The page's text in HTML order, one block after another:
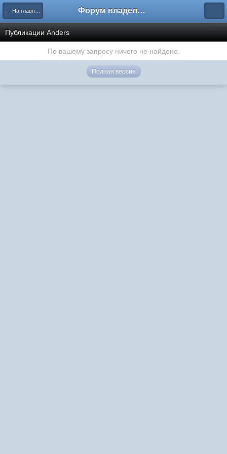
← На главную Форум владельцев интернет-магазинов
Публикации Anders
По вашему запросу ничего не найдено.
Полная версия